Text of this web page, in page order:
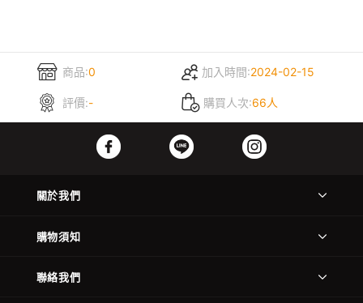
商品:0 加入時間:2024-02-15
評價:- 購買人次:66人
關於我們
購物須知
聯絡我們